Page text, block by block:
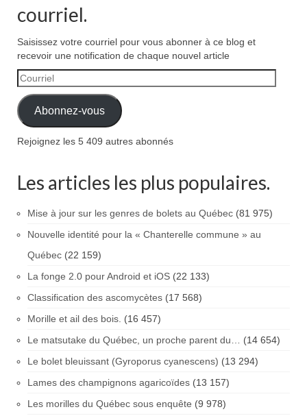
courriel.
Saisissez votre courriel pour vous abonner à ce blog et
recevoir une notification de chaque nouvel article
Courriel
Abonnez-vous
Rejoignez les 5 409 autres abonnés
Les articles les plus populaires.
Mise à jour sur les genres de bolets au Québec (81 975)
Nouvelle identité pour la « Chanterelle commune » au
Québec (22 159)
La fonge 2.0 pour Android et iOS (22 133)
Classification des ascomycètes (17 568)
Morille et ail des bois. (16 457)
Le matsutake du Québec, un proche parent du… (14 654)
Le bolet bleuissant (Gyroporus cyanescens) (13 294)
Lames des champignons agaricoïdes (13 157)
Les morilles du Québec sous enquête (9 978)